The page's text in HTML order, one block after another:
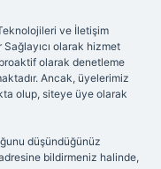
ve İletişim
Sağlayıcı olarak hizmet
olarak denetleme
Ancak, üyelerimiz
olup, siteye üye olarak
düşündüğünüz
bildirmeniz halinde,